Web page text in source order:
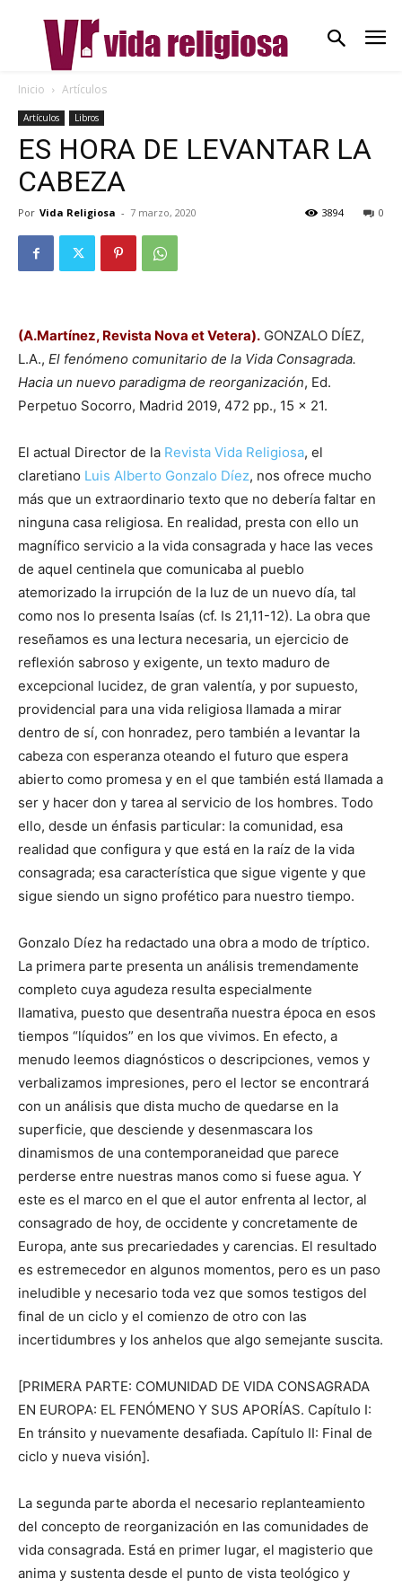
Inicio Artículos
Artículos Libros
ES HORA DE LEVANTAR LA
CABEZA
Por Vida Religiosa - 7 marzo, 2020 0
3894
(A.Martínez, Revista Nova et Vetera). GONZALO DÍEZ,
L.A., El fenómeno comunitario de la Vida Consagrada.
Hacia un nuevo paradigma de reorganización, Ed.
Perpetuo Socorro, Madrid 2019, 472 pp., 15 x 21.
El actual Director de la Revista Vida Religiosa, el
claretiano Luis Alberto Gonzalo Díez, nos ofrece mucho
más que un extraordinario texto que no debería faltar en
ninguna casa religiosa. En realidad, presta con ello un
magnífico servicio a la vida consagrada y hace las veces
de aquel centinela que comunicaba al pueblo
atemorizado la irrupción de la luz de un nuevo día, tal
como nos lo presenta Isaías (cf. Is 21,11-12). La obra que
reseñamos es una lectura necesaria, un ejercicio de
reflexión sabroso y exigente, un texto maduro de
excepcional lucidez, de gran valentía, y por supuesto,
providencial para una vida religiosa llamada a mirar
dentro de sí, con honradez, pero también a levantar la
cabeza con esperanza oteando el futuro que espera
abierto como promesa y en el que también está llamada a
ser y hacer don y tarea al servicio de los hombres. Todo
ello, desde un énfasis particular: la comunidad, esa
realidad que configura y que está en la raíz de la vida
consagrada; esa característica que sigue vigente y que
sigue siendo un signo profético para nuestro tiempo.
Gonzalo Díez ha redactado una obra a modo de tríptico.
La primera parte presenta un análisis tremendamente
completo cuya agudeza resulta especialmente
llamativa, puesto que desentraña nuestra época en esos
tiempos “líquidos” en los que vivimos. En efecto, a
menudo leemos diagnósticos o descripciones, vemos y
verbalizamos impresiones, pero el lector se encontrará
con un análisis que dista mucho de quedarse en la
superficie, que desciende y desenmascara los
dinamismos de una contemporaneidad que parece
perderse entre nuestras manos como si fuese agua. Y
este es el marco en el que el autor enfrenta al lector, al
consagrado de hoy, de occidente y concretamente de
Europa, ante sus precariedades y carencias. El resultado
es estremecedor en algunos momentos, pero es un paso
ineludible y necesario toda vez que somos testigos del
final de un ciclo y el comienzo de otro con las
incertidumbres y los anhelos que algo semejante suscita.
[PRIMERA PARTE: COMUNIDAD DE VIDA CONSAGRADA
EN EUROPA: EL FENÓMENO Y SUS APORÍAS. Capítulo I:
En tránsito y nuevamente desafiada. Capítulo II: Final de
ciclo y nueva visión].
La segunda parte aborda el necesario replanteamiento
del concepto de reorganización en las comunidades de
vida consagrada. Está en primer lugar, el magisterio que
anima y sustenta desde el punto de vista teológico y